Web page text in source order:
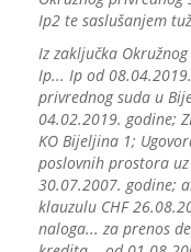
Ip2 te saslušanjem
Iz zaključka
Ip... Ip od
privrednog suda u
04.02.2019. godine;
KO Bijeljina 1;
poslovnih prostora
30.07.2007. godine;
klauzulu CHF
naloga... za prenos